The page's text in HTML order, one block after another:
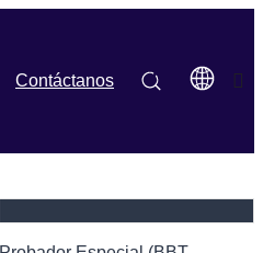
Contáctanos